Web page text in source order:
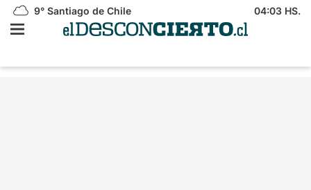
9° Santiago de Chile 04:03 HS.